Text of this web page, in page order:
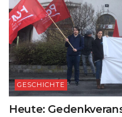
GESCHICHTE
Heute: